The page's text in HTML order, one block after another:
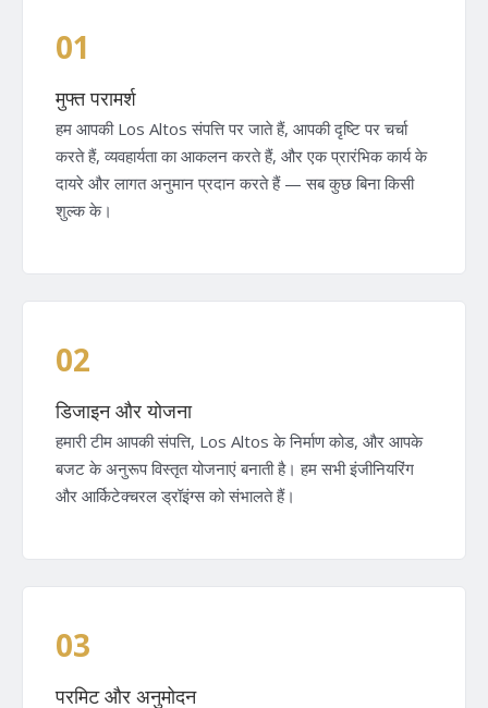
01
मुफ्त परामर्श
हम आपकी Los Altos संपत्ति पर जाते हैं, आपकी दृष्टि पर चर्चा
करते हैं, व्यवहार्यता का आकलन करते हैं, और एक प्रारंभिक कार्य के
दायरे और लागत अनुमान प्रदान करते हैं — सब कुछ बिना किसी
शुल्क के।
02
डिजाइन और योजना
हमारी टीम आपकी संपत्ति, Los Altos के निर्माण कोड, और आपके
बजट के अनुरूप विस्तृत योजनाएं बनाती है। हम सभी इंजीनियरिंग
और आर्किटेक्चरल ड्रॉइंग्स को संभालते हैं।
03
परमिट और अनुमोदन